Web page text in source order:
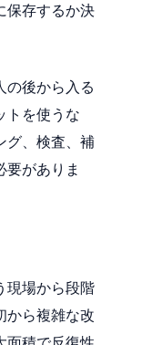
保存するか決
の後から入る
トを使うな
グ、検査、補
要がありま
現場から段階
から複雑な改